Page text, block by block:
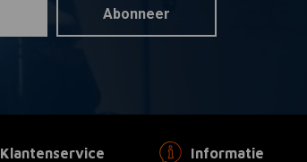
Abonneer
Klantenservice Informatie